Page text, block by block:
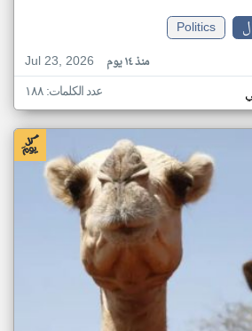
Politics
Jul 23, 2026
منذ ١٤ يوم
عدد الكلمات: ١٨٨